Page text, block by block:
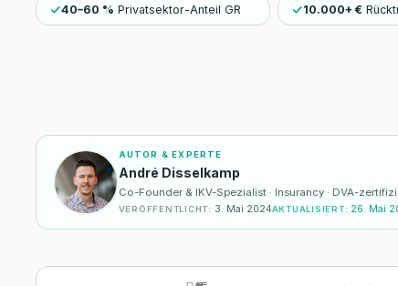
40–60 % Privatsektor-Anteil GR 10.000+ €
AUTOR & EXPERTE
André Disselkamp
Co-Founder & IKV-Spezialist · Insurancy · DVA-
VERÖFFENTLICHT: 3. Mai 2024AKTUALISIERT: 26. Mai